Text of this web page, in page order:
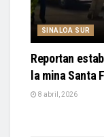
SINALOA SUR
Reportan
la mina Santa
8 abril, 2026